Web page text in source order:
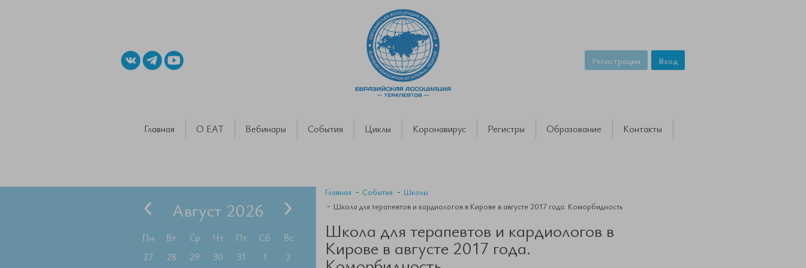
Регистрация Вход
Главная О ЕАТ Вебинары События Циклы Коронавирус Регистры Образование Контакты
Август 2026
Пн Вт Ср Чт Пт Сб
Вс
27
28 29 30 31 1
2
Главная События
Школы
Школа для терапевтов и кардиологов в Кирове в августе 2017 года. Коморбидность
Школа для терапевтов и кардиологов в
Кирове в августе 2017 года.